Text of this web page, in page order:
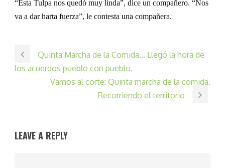
“Esta Tulpa nos quedó muy linda”, dice un compañero. “Nos
va a dar harta fuerza”, le contesta una compañera.
Quinta Marcha de la Comida… Llegó la hora de
los acuerdos pueblo con pueblo.
Vamos al corte: Quinta marcha de la comida.
Recorriendo el territorio
LEAVE A REPLY